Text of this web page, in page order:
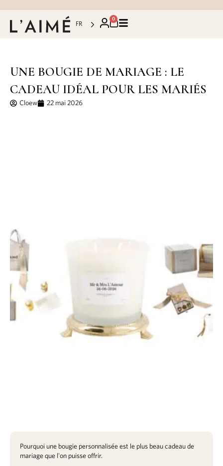
FR
0
UNE BOUGIE DE MARIAGE : LE
CADEAU IDÉAL POUR LES MARIÉS
Cloew 22 mai 2026
Pourquoi une bougie personnalisée est le plus beau cadeau de
mariage que l'on puisse offrir.